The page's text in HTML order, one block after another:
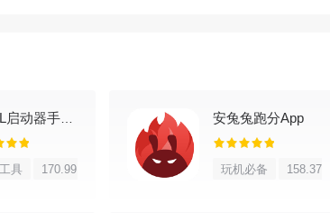
：多亏了志愿者，EPIM现在提供这些语言版本：英
克语、荷兰语、法语、德语、希伯来语、匈牙利语、
塞尔维亚语、西班牙语、土耳其语、乌克兰语和越南
具 170.99M
安兔兔跑分App
玩机必备 158.37M